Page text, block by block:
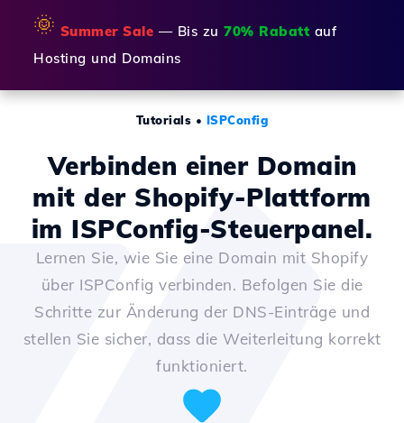
🌞 Summer Sale — Bis zu 70% Rabatt auf
Hosting und Domains
Tutorials • ISPConfig
Verbinden einer Domain
mit der Shopify-Plattform
im ISPConfig-Steuerpanel.
Lernen Sie, wie Sie eine Domain mit Shopify
über ISPConfig verbinden. Befolgen Sie die
Schritte zur Änderung der DNS-Einträge und
stellen Sie sicher, dass die Weiterleitung korrekt
funktioniert.